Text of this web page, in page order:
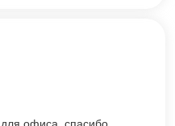
офиса, спасибо